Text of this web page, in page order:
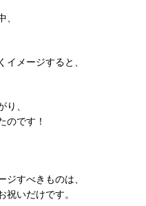
イメージすると、
り、
のです！
ジすべきものは、
祝いだけです。